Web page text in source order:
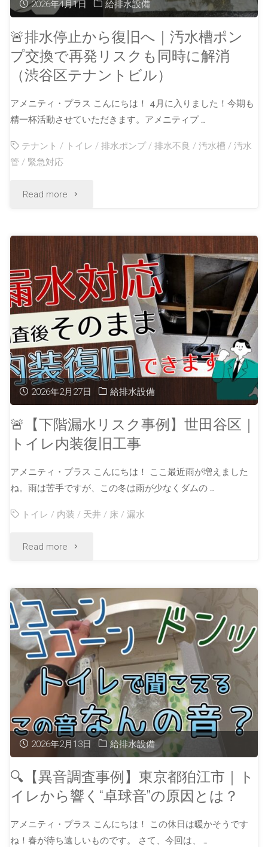
2026年4月1日 給排水設備
🚨排水停止から復旧へ｜汚水槽ポン
プ交換で再発リスクも同時に解消
（渋谷区テナントビル）
アメニティ・プラス こんにちは！ 4月に入りました！今期も
精一杯活動させていただきます。アメニティプ …
テナント / トイレ /排水ポンプ/排水不良 /汚水槽 /汚水
管 / 緊急対応
Read more
2026年2月27日 給排水設備
🚨【下階漏水リスク事例】世田谷区｜
トイレ内装復旧工事
アメニティ・プラス こんにちは！ ここ最近雨が増えました
ね。雨は苦手ですが、この冬は雨が少なくダムの …
トイレ / 内装 / 天井 / 床 /漏水
Read more
2026年2月13日 給排水設備
🔍【異音調査事例】東京都狛江市｜ト
イレから響く“卓球音”の原因とは？
アメニティ・プラス こんにちは！ この休日は暖かそうです
ね！春が待ち遠しいものです。 さて、今回は、 …